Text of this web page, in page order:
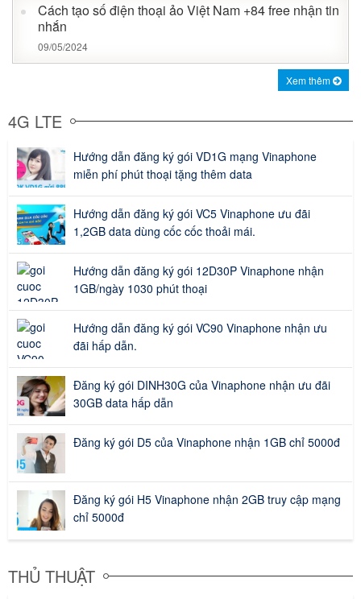
Cách tạo số điện thoại ảo Việt Nam +84 free nhận tin
nhắn
09/05/2024
Xem thêm
4G LTE
Hướng dẫn đăng ký gói VD1G mạng Vinaphone
miễn phí phút thoại tặng thêm data
Hướng dẫn đăng ký gói VC5 Vinaphone ưu đãi
1,2GB data dùng cốc cốc thoải mái.
Hướng dẫn đăng ký gói 12D30P Vinaphone nhận
1GB/ngày 1030 phút thoại
Hướng dẫn đăng ký gói VC90 Vinaphone nhận ưu
đãi hấp dẫn.
Đăng ký gói DINH30G của Vinaphone nhận ưu đãi
30GB data hấp dẫn
Đăng ký gói D5 của Vinaphone nhận 1GB chỉ 5000đ
Đăng ký gói H5 Vinaphone nhận 2GB truy cập mạng
chỉ 5000đ
THỦ THUẬT